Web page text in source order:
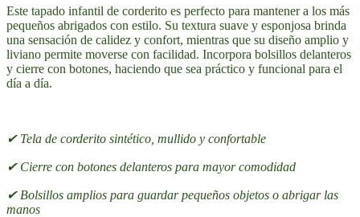
Este tapado infantil de corderito es perfecto para mantener a los más
pequeños abrigados con estilo. Su textura suave y esponjosa brinda
una sensación de calidez y confort, mientras que su diseño amplio y
liviano permite moverse con facilidad. Incorpora bolsillos delanteros
y cierre con botones, haciendo que sea práctico y funcional para el
día a día.
✔ Tela de corderito sintético, mullido y confortable
✔ Cierre con botones delanteros para mayor comodidad
✔ Bolsillos amplios para guardar pequeños objetos o abrigar las
manos